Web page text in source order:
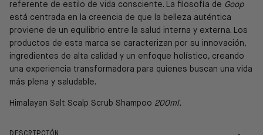
referente de estilo de vida consciente. La filosofía de Goop
está centrada en la creencia de que la belleza auténtica
proviene de un equilibrio entre la salud interna y externa. Los
productos de esta marca se caracterizan por su innovación,
ingredientes de alta calidad y un enfoque holístico, creando
una experiencia transformadora para quienes buscan una vida
más plena y saludable.
Himalayan Salt Scalp Scrub Shampoo 200ml.